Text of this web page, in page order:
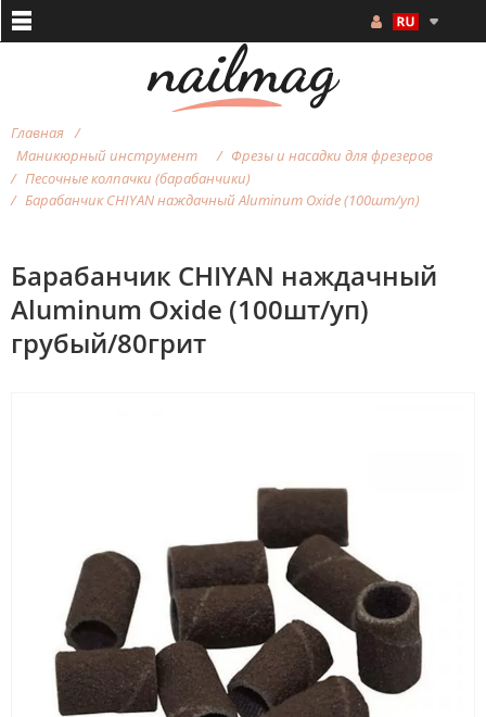
Главная
Маникюрный инструмент
Фрезы и насадки для фрезеров
Песочные колпачки (барабанчики)
Барабанчик CHIYAN наждачный Aluminum Oxide (100шт/уп)
Барабанчик CHIYAN наждачный
Aluminum Oxide (100шт/уп)
грубый/80грит